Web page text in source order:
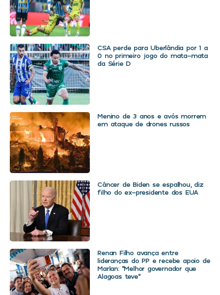
CSA perde para Uberlândia por 1 a
0 no primeiro jogo do mata-mata
da Série D
Menino de 3 anos e avós morrem
em ataque de drones russos
Câncer de Biden se espalhou, diz
filho do ex-presidente dos EUA
Renan Filho avança entre
lideranças do PP e recebe apoio de
Marlan: “Melhor governador que
Alagoas teve”